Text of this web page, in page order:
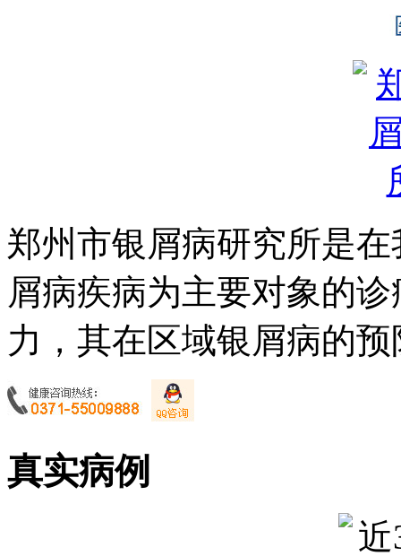
郑州市银屑病研究所是
屑病疾病为主要对象的
力，其在区域银屑病的
真实病例